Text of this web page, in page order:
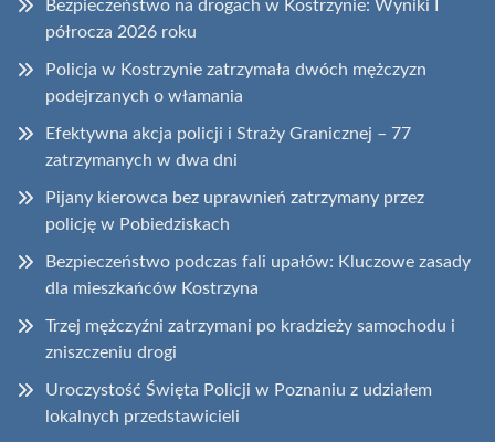
Bezpieczeństwo na drogach w Kostrzynie: Wyniki I
półrocza 2026 roku
Policja w Kostrzynie zatrzymała dwóch mężczyzn
podejrzanych o włamania
Efektywna akcja policji i Straży Granicznej – 77
zatrzymanych w dwa dni
Pijany kierowca bez uprawnień zatrzymany przez
policję w Pobiedziskach
Bezpieczeństwo podczas fali upałów: Kluczowe zasady
dla mieszkańców Kostrzyna
Trzej mężczyźni zatrzymani po kradzieży samochodu i
zniszczeniu drogi
Uroczystość Święta Policji w Poznaniu z udziałem
lokalnych przedstawicieli